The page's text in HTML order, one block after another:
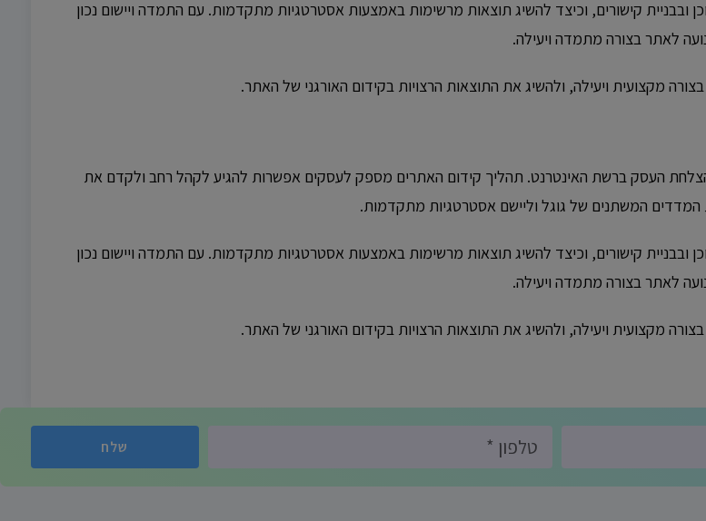
קישורים, וכיצד להשיג תוצאות מרשימות באמצעות אסטרטגיות מתקדמות. עם התמדה ויישום נכון
לאתר בצורה מתמדה ויעילה.
מקצועית ויעילה, ולהשיג את התוצאות הרצויות בקידום האורגני של האתר.
העסק ברשת האינטרנט. תהליך קידום האתרים מספק לעסקים אפשרות להגיע לקהל רחב ולקדם את
המדדים המשתנים של גוגל וליישם אסטרטגיות מתקדמות.
קישורים, וכיצד להשיג תוצאות מרשימות באמצעות אסטרטגיות מתקדמות. עם התמדה ויישום נכון
לאתר בצורה מתמדה ויעילה.
מקצועית ויעילה, ולהשיג את התוצאות הרצויות בקידום האורגני של האתר.
שלח